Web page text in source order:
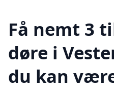
Få nemt 3
døre i
du kan